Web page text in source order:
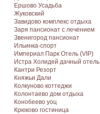
Ершово Усадьба
Жуковский
Завидово комплекс отдыха
Заря пансионат с лечением
Звенигород пансионат
Ильинка-спорт
Империал Парк Отель (VIP)
Истра Холидей дачный отель
Кантри Резорт
Княжьи Дали
Колкуново коттеджи
Колонтаево дом отдыха
Конобеево уоц
Крюково гостиница